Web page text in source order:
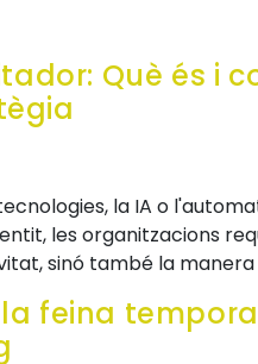
Què és i
la IA o
les organitzacions
sinó també la
feina